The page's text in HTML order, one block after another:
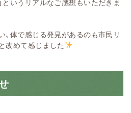
、体で感じる発見があるのも市民リ
改めて感じました